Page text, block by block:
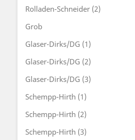
Rolladen-Schneider (2)
Grob
Glaser-Dirks/DG (1)
Glaser-Dirks/DG (2)
Glaser-Dirks/DG (3)
Schempp-Hirth (1)
Schempp-Hirth (2)
Schempp-Hirth (3)